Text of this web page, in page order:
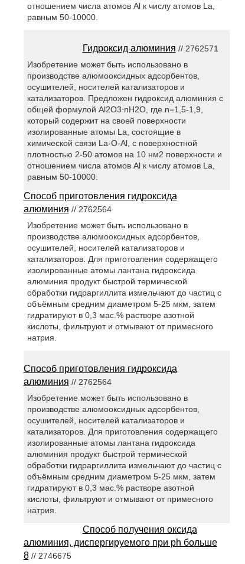
отношением числа атомов Al к числу атомов La,
равным 50-10000.
Гидроксид алюминия // 2762571
Изобретение может быть использовано в
производстве алюмооксидных адсорбентов,
осушителей, носителей катализаторов и
катализаторов. Предложен гидроксид алюминия с
общей формулой Al2O3⋅nH2O, где n=1,5-1,9,
который содержит на своей поверхности
изолированные атомы La, состоящие в
химической связи La-O-Al, с поверхностной
плотностью 2-50 атомов на 10 нм2 поверхности и
отношением числа атомов Al к числу атомов La,
равным 50-10000.
Способ приготовления гидроксида
алюминия // 2762564
Изобретение может быть использовано в
производстве алюмооксидных адсорбентов,
осушителей, носителей катализаторов и
катализаторов. Для приготовления содержащего
изолированные атомы лантана гидроксида
алюминия продукт быстрой термической
обработки гидраргиллита измельчают до частиц с
объёмным средним диаметром 5-25 мкм, затем
гидратируют в 0,3 мас.% растворе азотной
кислоты, фильтруют и отмывают от примесного
натрия.
Способ приготовления гидроксида
алюминия // 2762564
Изобретение может быть использовано в
производстве алюмооксидных адсорбентов,
осушителей, носителей катализаторов и
катализаторов. Для приготовления содержащего
изолированные атомы лантана гидроксида
алюминия продукт быстрой термической
обработки гидраргиллита измельчают до частиц с
объёмным средним диаметром 5-25 мкм, затем
гидратируют в 0,3 мас.% растворе азотной
кислоты, фильтруют и отмывают от примесного
натрия.
Способ получения оксида
алюминия, диспергируемого при рh больше
8// 2746675